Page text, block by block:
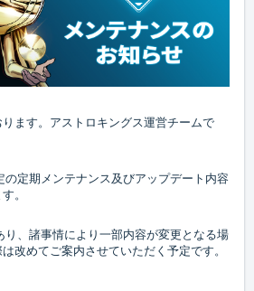
ます。アストロキングス運営チームで
の定期メンテナンス及びアップデート内容
。
、諸事情により一部内容が変更となる場
改めてご案内させていただく予定です。